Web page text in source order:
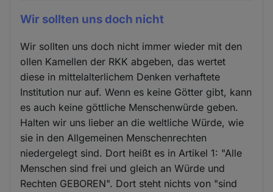
Wir sollten uns doch nicht
Wir sollten uns doch nicht immer wieder mit den
ollen Kamellen der RKK abgeben, das wertet
diese in mittelalterlichem Denken verhaftete
Institution nur auf. Wenn es keine Götter gibt, kann
es auch keine göttliche Menschenwürde geben.
Halten wir uns lieber an die weltliche Würde, wie
sie in den Allgemeinen Menschenrechten
niedergelegt sind. Dort heißt es in Artikel 1: "Alle
Menschen sind frei und gleich an Würde und
Rechten GEBOREN". Dort steht nichts von "sind